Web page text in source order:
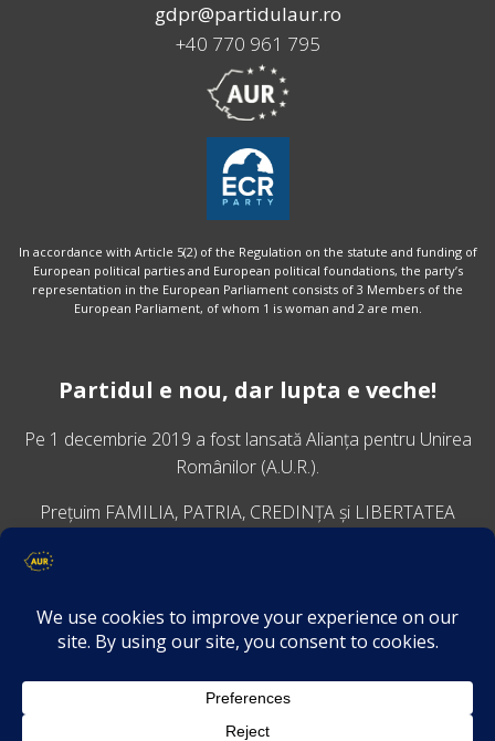
gdpr@partidulaur.ro
+40 770 961 795
In accordance with Article 5(2) of the Regulation on the statute and funding of
European political parties and European political foundations, the party’s
representation in the European Parliament consists of 3 Members of the
European Parliament, of whom 1 is woman and 2 are men.
Partidul e nou, dar lupta e veche!
Pe 1 decembrie 2019 a fost lansatăAlianța pentru Unirea
Românilor (A.U.R.).
Prețuim FAMILIA, PATRIA, CREDINȚA și LIBERTATEA
VINO ALĂTURI DE NOI
Descarcă aplicația Platforma AUR
Termeni și condiții de confidențialitate